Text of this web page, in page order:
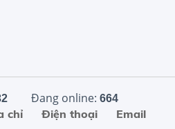
Đang online: 664
Email
Điện thoại
chỉ